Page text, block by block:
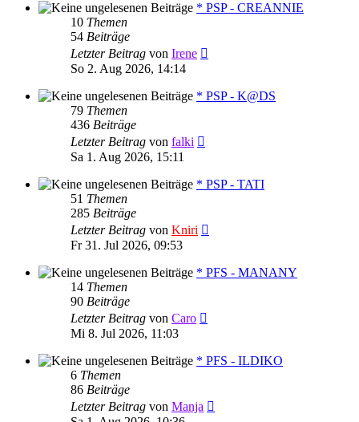
* PSP - CREANNIE
10 Themen
54 Beiträge
Letzter Beitrag von Irene
So 2. Aug 2026, 14:14
* PSP - K@DS
79 Themen
436 Beiträge
Letzter Beitrag von falki
Sa 1. Aug 2026, 15:11
* PSP - TATI
51 Themen
285 Beiträge
Letzter Beitrag von Kniri
Fr 31. Jul 2026, 09:53
* PFS - MANANY
14 Themen
90 Beiträge
Letzter Beitrag von Caro
Mi 8. Jul 2026, 11:03
* PFS - ILDIKO
6 Themen
86 Beiträge
Letzter Beitrag von Manja